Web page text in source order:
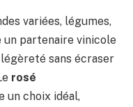
variées, légumes,
un partenaire vinicole
sans écraser
rosé
un choix idéal,